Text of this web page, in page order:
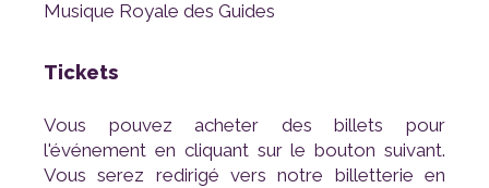
Musique Royale des Guides
Tickets